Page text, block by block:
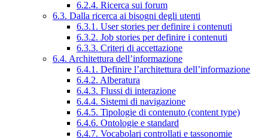
6.2.4. Ricerca sui forum
6.3. Dalla ricerca ai bisogni degli utenti
6.3.1. User stories per definire i contenuti
6.3.2. Job stories per definire i contenuti
6.3.3. Criteri di accettazione
6.4. Architettura dell’informazione
6.4.1. Definire l’architettura dell’informazione
6.4.2. Alberatura
6.4.3. Flussi di interazione
6.4.4. Sistemi di navigazione
6.4.5. Tipologie di contenuto (content type)
6.4.6. Ontologie e standard
6.4.7. Vocabolari controllati e tassonomie